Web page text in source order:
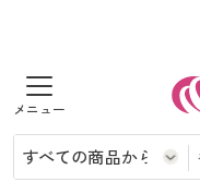
商品を探す
レディース